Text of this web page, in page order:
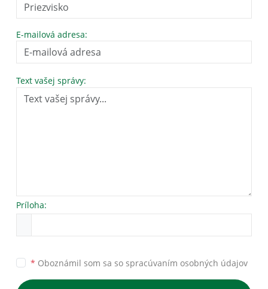
E-mailová adresa:
Text vašej správy:
Príloha:
* Oboznámil som sa so spracúvaním osobných údajov